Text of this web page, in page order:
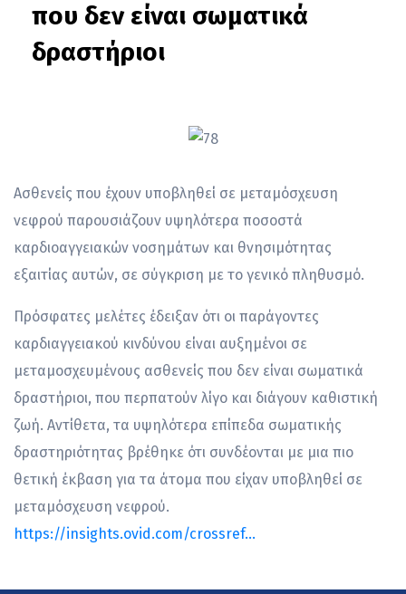
που δεν είναι σωματικά
δραστήριοι
Ασθενείς που έχουν υποβληθεί σε μεταμόσχευση
νεφρού παρουσιάζουν υψηλότερα ποσοστά
καρδιοαγγειακών νοσημάτων και θνησιμότητας
εξαιτίας αυτών, σε σύγκριση με το γενικό πληθυσμό.
Πρόσφατες μελέτες έδειξαν ότι οι παράγοντες
καρδιαγγειακού κινδύνου είναι αυξημένοι σε
μεταμοσχευμένους ασθενείς που δεν είναι σωματικά
δραστήριοι, που περπατούν λίγο και διάγουν καθιστική
ζωή. Αντίθετα, τα υψηλότερα επίπεδα σωματικής
δραστηριότητας βρέθηκε ότι συνδέονται με μια πιο
θετική έκβαση για τα άτομα που είχαν υποβληθεί σε
μεταμόσχευση νεφρού.
https://insights.ovid.com/crossref…